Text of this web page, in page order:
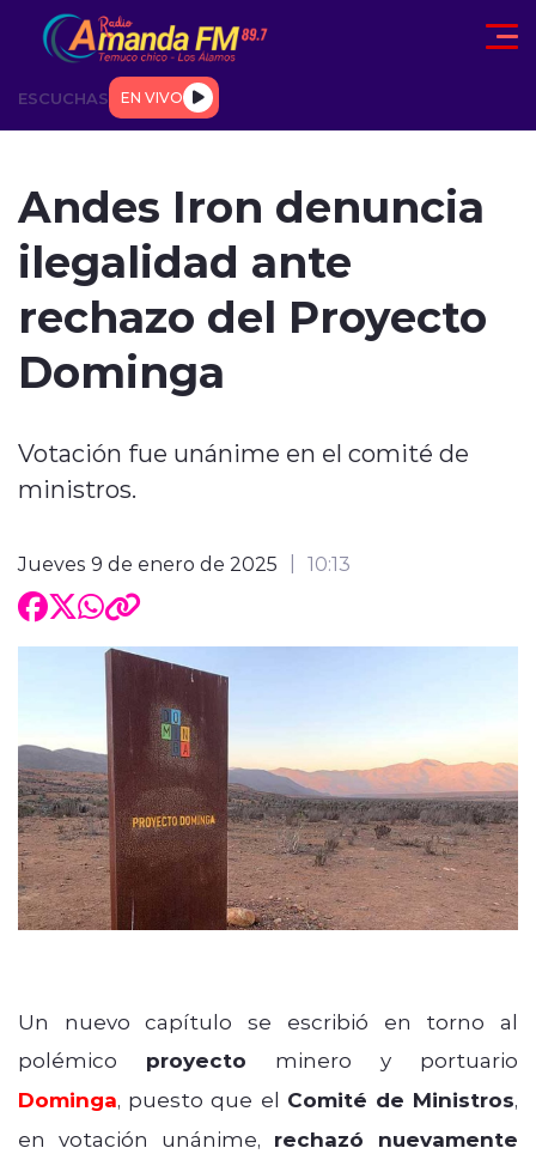
Click acá para ir directamente al contenido
ESCUCHAS EN VIVO
modo claro
Andes Iron denuncia
ilegalidad ante
rechazo del Proyecto
Dominga
Votación fue unánime en el comité de
ministros.
Jueves 9 de enero de 2025 10:13
Un nuevo capítulo se escribió en torno al
polémico proyecto minero y portuario
Dominga, puesto que el Comité de Ministros,
en votación unánime, rechazó nuevamente